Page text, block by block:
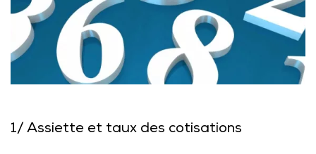
1/ Assiette et taux des cotisations